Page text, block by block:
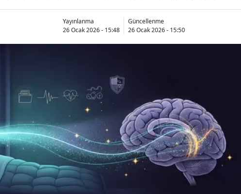
Yayınlanma
26 Ocak 2026 - 15:48
Güncellenme
26 Ocak 2026 - 15:50